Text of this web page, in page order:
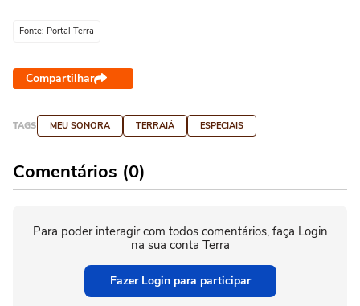
Fonte: Portal Terra
Compartilhar
TAGS MEU SONORA TERRAIÁ ESPECIAIS
Comentários (0)
Para poder interagir com todos comentários, faça Login
na sua conta Terra
Fazer Login para participar